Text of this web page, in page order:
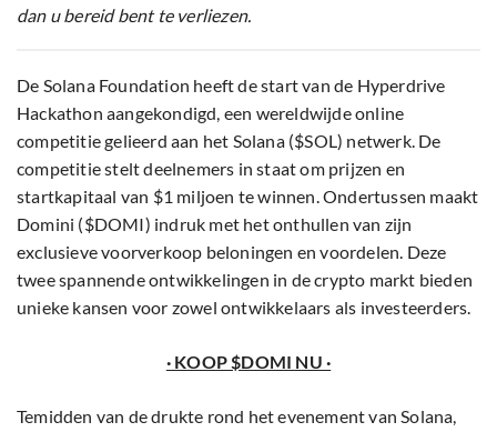
dan u bereid bent te verliezen.
De Solana Foundation heeft de start van de Hyperdrive
Hackathon aangekondigd, een wereldwijde online
competitie gelieerd aan het Solana ($SOL) netwerk. De
competitie stelt deelnemers in staat om prijzen en
startkapitaal van $1 miljoen te winnen. Ondertussen maakt
Domini ($DOMI) indruk met het onthullen van zijn
exclusieve voorverkoop beloningen en voordelen. Deze
twee spannende ontwikkelingen in de crypto markt bieden
unieke kansen voor zowel ontwikkelaars als investeerders.
· KOOP $DOMI NU ·
Temidden van de drukte rond het evenement van Solana,